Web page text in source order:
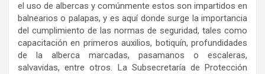
el uso de albercas y comúnmente estos son impartidos en
balnearios o palapas, y es aquí donde surge la importancia
del cumplimiento de las normas de seguridad, tales como
capacitación en primeros auxilios, botiquín, profundidades
de la alberca marcadas, pasamanos o escaleras,
salvavidas, entre otros. La Subsecretaría de Protección